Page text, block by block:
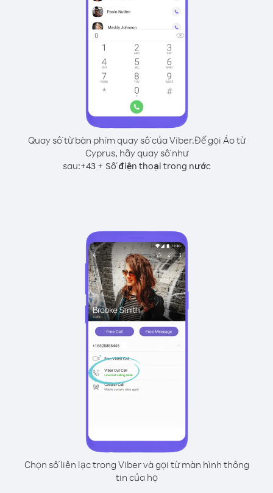
Quay số từ bàn phím quay số của Viber.Để gọi Áo từ
Cyprus, hãy quay số như
sau:+43+ Số điện thoại trong nước
Chọn số liên lạc trong Viber và gọi từ màn hình thông
tin của họ